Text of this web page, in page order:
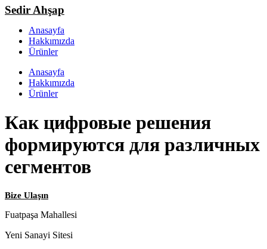
Sedir Ahşap
Anasayfa
Hakkımızda
Ürünler
Anasayfa
Hakkımızda
Ürünler
Как цифровые решения
формируются для различных
сегментов
Bize Ulaşın
Fuatpaşa Mahallesi
Yeni Sanayi Sitesi